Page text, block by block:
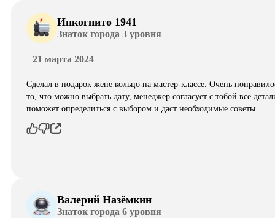
Инкогнито 1941
Знаток города 3 уровня
21 марта 2024
Сделал в подарок жене кольцо на мастер-классе. Очень
то, что можно выбрать дату, менеджер согласует с тобой все
поможет определиться с выбором и даст необходимые советы.…
Валерий Назёмкин
Знаток города 6 уровня